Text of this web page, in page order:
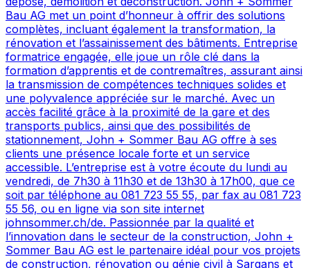
Bau AG met un point d’honneur à offrir des solutions
complètes, incluant également la transformation, la
rénovation et l’assainissement des bâtiments. Entreprise
formatrice engagée, elle joue un rôle clé dans la
formation d’apprentis et de contremaîtres, assurant ainsi
la transmission de compétences techniques solides et
une polyvalence appréciée sur le marché. Avec un
accès facilité grâce à la proximité de la gare et des
transports publics, ainsi que des possibilités de
stationnement, John + Sommer Bau AG offre à ses
clients une présence locale forte et un service
accessible. L’entreprise est à votre écoute du lundi au
vendredi, de 7h30 à 11h30 et de 13h30 à 17h00, que ce
soit par téléphone au 081 723 55 55, par fax au 081 723
55 56, ou en ligne via son site internet
johnsommer.ch/de. Passionnée par la qualité et
l’innovation dans le secteur de la construction, John +
Sommer Bau AG est le partenaire idéal pour vos projets
de construction, rénovation ou génie civil à Sargans et